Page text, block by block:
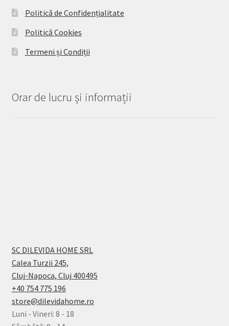
Politică de Confidențialitate
Politică Cookies
Termeni și Condiții
Orar de lucru și informații
SC DILEVIDA HOME SRL
Calea Turzii 245,
Cluj-Napoca, Cluj 400495
+40 754 775 196
store@dilevidahome.ro
Luni - Vineri: 8 - 18